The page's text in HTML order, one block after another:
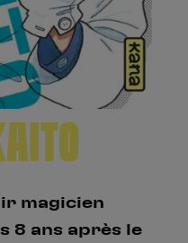
magicien
8 ans après le
S’inscrire